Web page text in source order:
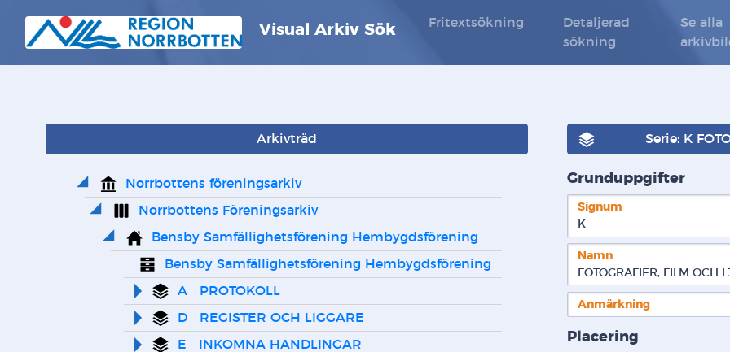
Visual Arkiv Sök Fritextsökning
Detaljerad
sökning
Se alla
Arkivträd
Norrbottens föreningsarkiv
Norrbottens Föreningsarkiv
Bensby Samfällighetsförening Hembygdsförening
Bensby Samfällighetsförening Hembygdsförening
A   PROTOKOLL
D   REGISTER OCH LIGGARE
E   INKOMNA HANDLINGAR
Serie: K
Grunduppgifter
Signum
K
Namn
FOTOGRAFIER, FILM OCH
Anmärkning
Placering